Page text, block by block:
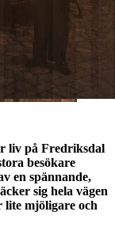
liv på Fredriksdal
besökare
en spännande,
sig hela vägen
lite mjöligare och